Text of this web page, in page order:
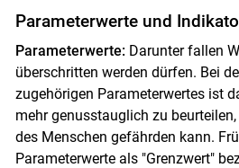
Parameterwerte und
Parameterwerte:Darunter fallen
überschritten werden dürfen. Bei
zugehörigen Parameterwertes ist
mehr genusstauglich zu
des Menschen gefährden kann.
Parameterwerte als "Grenzwert"